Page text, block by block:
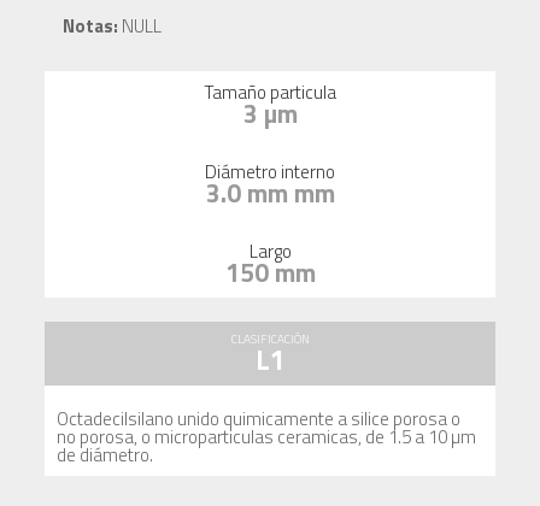
Notas: NULL
Tamaño particula
3 µm
Diámetro interno
3.0 mm mm
Largo
150 mm
CLASIFICACIÓN
L1
Octadecilsilano unido quimicamente a silice porosa o
no porosa, o microparticulas ceramicas, de 1.5 a 10 µm
de diámetro.